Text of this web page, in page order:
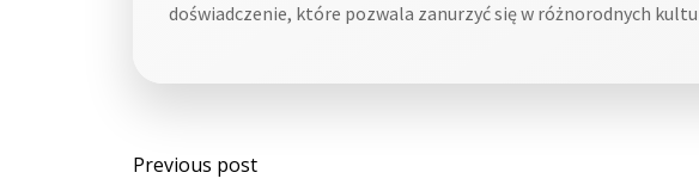
doświadczenie, które pozwala zanurzyć się w różnorodnych
Post
Previous post